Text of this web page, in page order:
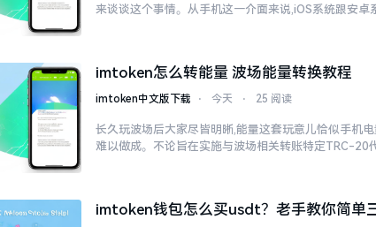
来谈谈这个事情。从手机这一介面来说,iOS系统跟安卓
imtoken怎么转能量 波场能量转换教程
imtoken中文版下载 ⋅ 今天 ⋅ 25 阅读
长久玩波场后大家尽皆明晰,能量这套玩意儿恰似手机
难以做成。不论旨在实施与波场相关转账特定TRC-20
imtoken钱包怎么买usdt？老手教你简单